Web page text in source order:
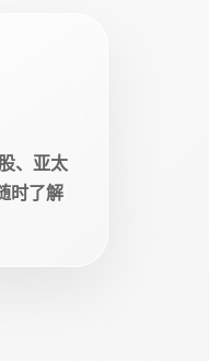
、亚太
时了解